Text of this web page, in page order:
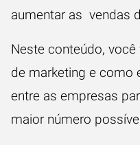
aumentar as vendas
Neste conteúdo,
de marketing e como
entre as empresas
maior número